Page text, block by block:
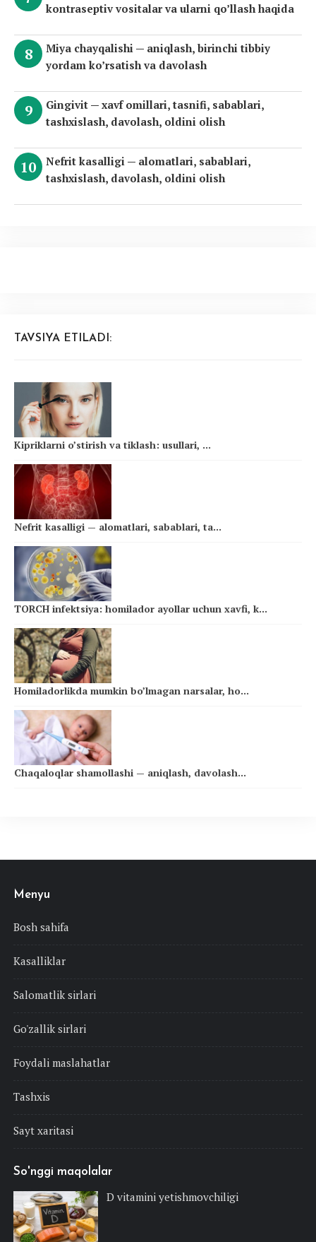
kontraseptiv vositalar va ularni qo’llash haqida
Miya chayqalishi — aniqlash, birinchi tibbiy
yordam ko’rsatish va davolash
Gingivit — xavf omillari, tasnifi, sabablari,
tashxislash, davolash, oldini olish
Nefrit kasalligi — alomatlari, sabablari,
tashxislash, davolash, oldini olish
TAVSIYA ETILADI:
Kipriklarni o’stirish va tiklash: usullari, ...
Nefrit kasalligi — alomatlari, sabablari, ta...
TORCH infektsiya: homilador ayollar uchun xavfi, k...
Homiladorlikda mumkin bo’lmagan narsalar, ho...
Chaqaloqlar shamollashi — aniqlash, davolash...
Menyu
Bosh sahifa
Kasalliklar
Salomatlik sirlari
Go'zallik sirlari
Foydali maslahatlar
Tashxis
Sayt xaritasi
So'nggi maqolalar
D vitamini yetishmovchiligi